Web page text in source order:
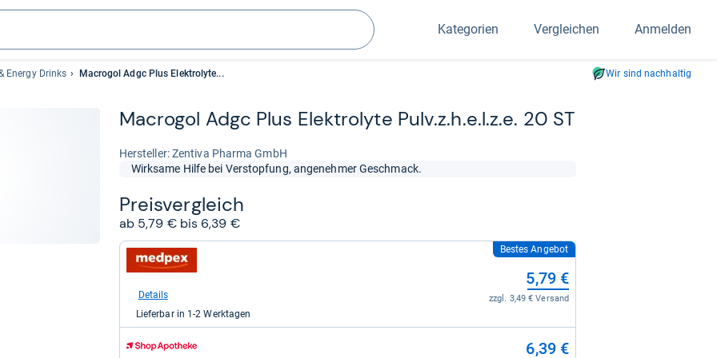
Suchen
Kategorien Vergleichen Anmelden
Energy Drinks Macrogol Adgc Plus Elektrolyte... Wir sind nachhaltig
Macro­gol Adgc Plus Elek­tro­lyte Pulv.z.h.e.l.z.e. 20 ST
Her­stel­ler: Zentiva Pharma GmbH
Wirksame Hilfe bei Verstopfung, angenehmer Geschmack.
Preis­ver­gleich
ab 5,79 € bis 6,39 €
zum
Shop:
medpex
5,79
kaufen.
Bestes Angebot
5,79 €
zzgl. 3,49 € Versand
Details
Lieferbar in 1-2 Werktagen
zum
Shop:
6,39 €